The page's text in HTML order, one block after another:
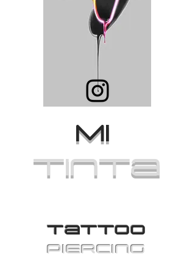
MI
Tinta
Tattoo
PiErcing